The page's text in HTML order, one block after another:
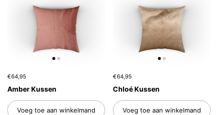
€64,95
Amber Kussen
Voeg toe aan winkelmand
€64,95
Chloé Kussen
Voeg toe aan winkelmand